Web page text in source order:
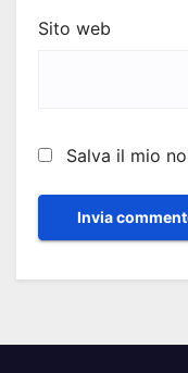
Sito web
Salva il mio